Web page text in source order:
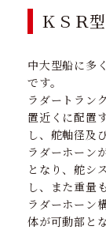
ＫＳＲ
中大型船に多
です。
ラダートラン
置近くに配置
し、舵軸径及
ラダーホーン
となり、舵シ
し、また重量
ラダーホーン
体が可動部と